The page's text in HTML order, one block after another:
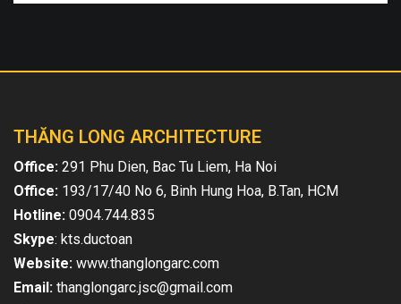
THĂNG LONG ARCHITECTURE
Office: 291 Phu Dien, Bac Tu Liem, Ha Noi
Office: 193/17/40 No 6, Binh Hung Hoa, B.Tan, HCM
Hotline: 0904.744.835
Skype: kts.ductoan
Website: www.thanglongarc.com
Email: thanglongarc.jsc@gmail.com